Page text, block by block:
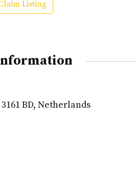
Listing
BD, Netherlands